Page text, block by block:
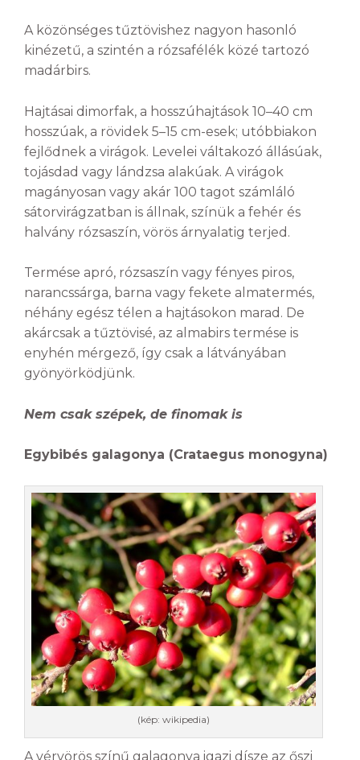
A közönséges tűztövishez nagyon hasonló
kinézetű, a szintén a rózsafélék közé tartozó
madárbirs.
Hajtásai dimorfak, a hosszúhajtások 10–40 cm
hosszúak, a rövidek 5–15 cm-esek; utóbbiakon
fejlődnek a virágok. Levelei váltakozó állásúak,
tojásdad vagy lándzsa alakúak. A virágok
magányosan vagy akár 100 tagot számláló
sátorvirágzatban is állnak, színük a fehér és
halvány rózsaszín, vörös árnyalatig terjed.
Termése apró, rózsaszín vagy fényes piros,
narancssárga, barna vagy fekete almatermés,
néhány egész télen a hajtásokon marad. De
akárcsak a tűztövisé, az almabirs termése is
enyhén mérgező, így csak a látványában
gyönyörködjünk.
Nem csak szépek, de finomak is
Egybibés galagonya (Crataegus monogyna)
(kép: wikipedia)
A vérvörös színű galagonya igazi dísze az őszi